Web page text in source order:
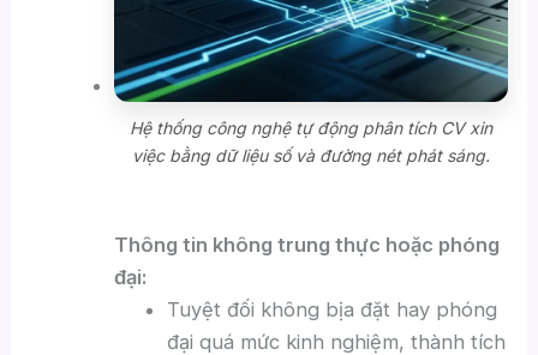
Hệ thống công nghệ tự động phân tích CV xin
việc bằng dữ liệu số và đường nét phát sáng.
Thông tin không trung thực hoặc phóng
đại:
Tuyệt đối không bịa đặt hay phóng
đại quá mức kinh nghiệm, thành tích